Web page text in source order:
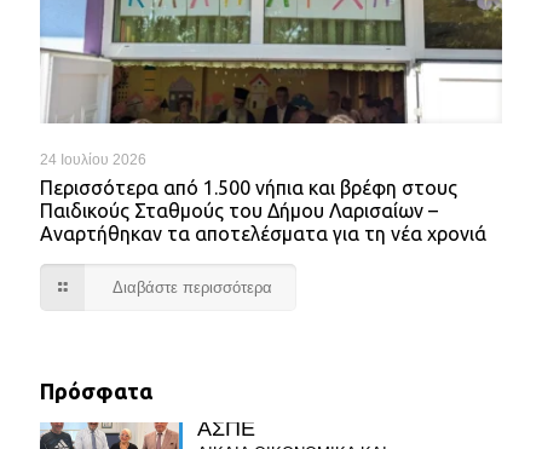
24 Ιουλίου 2026
Περισσότερα από 1.500 νήπια και βρέφη στους
Παιδικούς Σταθμούς του Δήμου Λαρισαίων –
Αναρτήθηκαν τα αποτελέσματα για τη νέα χρονιά
Διαβάστε περισσότερα
Πρόσφατα
ΑΣΠΕ